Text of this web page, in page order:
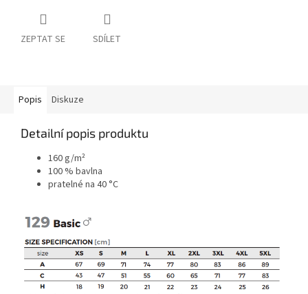
ZEPTAT SE SDÍLET
Popis Diskuze
Detailní popis produktu
160 g/m²
100 % bavlna
pratelné na 40 °C